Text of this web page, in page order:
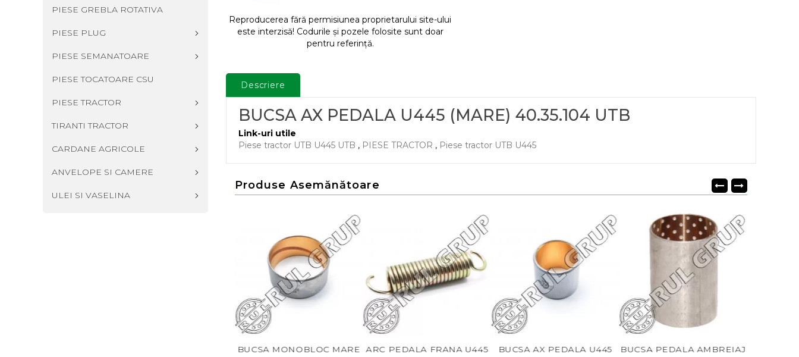
PIESE GREBLA ROTATIVA
PIESE PLUG
PIESE SEMANATOARE
PIESE TOCATOARE CSU
PIESE TRACTOR
TIRANTI TRACTOR
CARDANE AGRICOLE
ANVELOPE SI CAMERE
ULEI SI VASELINA
Reproducerea fără permisiunea proprietarului site-ului
este interzisă! Codurile și pozele folosite sunt doar
pentru referință.
Descriere
BUCSA AX PEDALA U445 (MARE) 40.35.104 UTB
Link-uri utile
Piese tractor UTB U445 UTB , PIESE TRACTOR , Piese tractor UTB U445
Produse Asemănătoare
BUCSA MONOBLOC MARE ARC PEDALA FRANA U445
BUCSA AX PEDALA U445
BUCSA PEDALA AMBREIAJ
BUCSA AX